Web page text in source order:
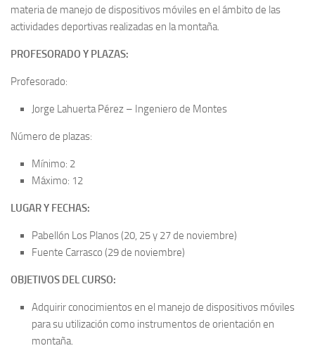
materia de manejo de dispositivos móviles en el ámbito de las
actividades deportivas realizadas en la montaña.
PROFESORADO Y PLAZAS:
Profesorado:
Jorge Lahuerta Pérez – Ingeniero de Montes
Número de plazas:
Mínimo: 2
Máximo: 12
LUGAR Y FECHAS:
Pabellón Los Planos (20, 25 y 27 de noviembre)
Fuente Carrasco (29 de noviembre)
OBJETIVOS DEL CURSO:
Adquirir conocimientos en el manejo de dispositivos móviles
para su utilización como instrumentos de orientación en
montaña.